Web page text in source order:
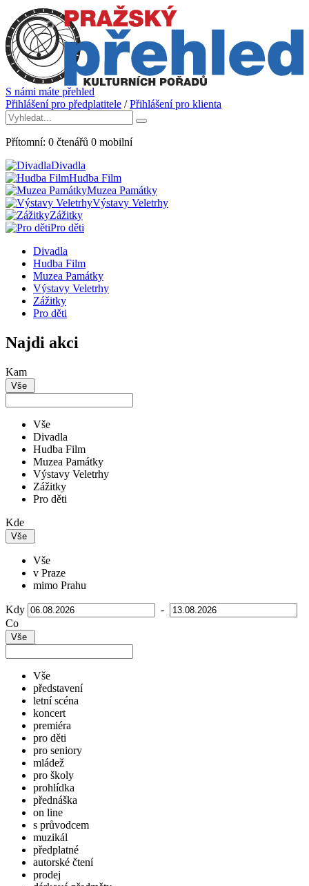
S námi máte přehled
Přihlášení pro předplatitele /Přihlášení pro klienta
Přítomní: 0 čtenářů 0 mobilní
Divadla
Hudba Film
Muzea Památky
Výstavy Veletrhy
Zážitky
Pro děti
Divadla
Hudba Film
Muzea Památky
Výstavy Veletrhy
Zážitky
Pro děti
Najdi akci
Kam
Vše
Vše
Divadla
Hudba Film
Muzea Památky
Výstavy Veletrhy
Zážitky
Pro děti
Kde
Vše
Vše
v Praze
mimo Prahu
Kdy
-
Co
Vše
Vše
představení
letní scéna
koncert
premiéra
pro děti
pro seniory
mládež
pro školy
prohlídka
přednáška
on line
s průvodcem
muzikál
předplatné
autorské čtení
prodej